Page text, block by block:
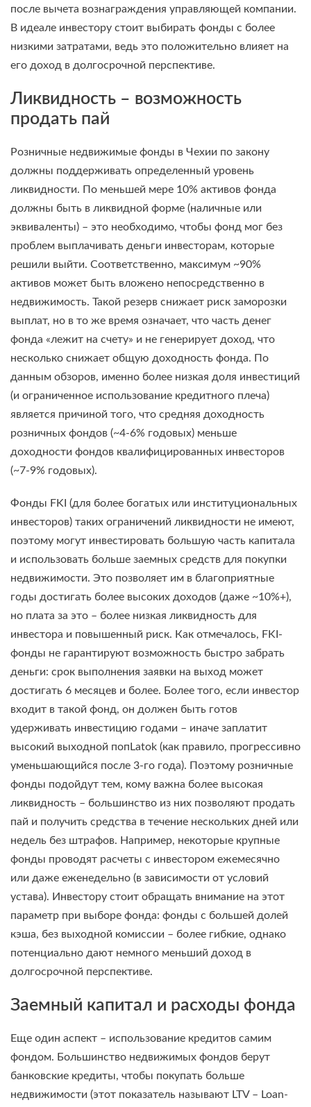
после вычета вознаграждения управляющей компании.
В идеале инвестору стоит выбирать фонды с более
низкими затратами, ведь это положительно влияет на
его доход в долгосрочной перспективе.
Ликвидность – возможность
продать пай
Розничные недвижимые фонды в Чехии по закону
должны поддерживать определенный уровень
ликвидности. По меньшей мере 10% активов фонда
должны быть в ликвидной форме (наличные или
эквиваленты) – это необходимо, чтобы фонд мог без
проблем выплачивать деньги инвесторам, которые
решили выйти. Соответственно, максимум ~90%
активов может быть вложено непосредственно в
недвижимость. Такой резерв снижает риск заморозки
выплат, но в то же время означает, что часть денег
фонда «лежит на счету» и не генерирует доход, что
несколько снижает общую доходность фонда. По
данным обзоров, именно более низкая доля инвестиций
(и ограниченное использование кредитного плеча)
является причиной того, что средняя доходность
розничных фондов (~4-6% годовых) меньше
доходности фондов квалифицированных инвесторов
(~7-9% годовых).
Фонды FKI (для более богатых или институциональных
инвесторов) таких ограничений ликвидности не имеют,
поэтому могут инвестировать большую часть капитала
и использовать больше заемных средств для покупки
недвижимости. Это позволяет им в благоприятные
годы достигать более высоких доходов (даже ~10%+),
но плата за это – более низкая ликвидность для
инвестора и повышенный риск. Как отмечалось, FKI-
фонды не гарантируют возможность быстро забрать
деньги: срок выполнения заявки на выход может
достигать 6 месяцев и более. Более того, если инвестор
входит в такой фонд, он должен быть готов
удерживать инвестицию годами – иначе заплатит
высокий выходной попLatok (как правило, прогрессивно
уменьшающийся после 3-го года). Поэтому розничные
фонды подойдут тем, кому важна более высокая
ликвидность – большинство из них позволяют продать
пай и получить средства в течение нескольких дней или
недель без штрафов. Например, некоторые крупные
фонды проводят расчеты с инвестором ежемесячно
или даже еженедельно (в зависимости от условий
устава). Инвестору стоит обращать внимание на этот
параметр при выборе фонда: фонды с большей долей
кэша, без выходной комиссии – более гибкие, однако
потенциально дают немного меньший доход в
долгосрочной перспективе.
Заемный капитал и расходы фонда
Еще один аспект – использование кредитов самим
фондом. Большинство недвижимых фондов берут
банковские кредиты, чтобы покупать больше
недвижимости (этот показатель называют LTV – Loan-